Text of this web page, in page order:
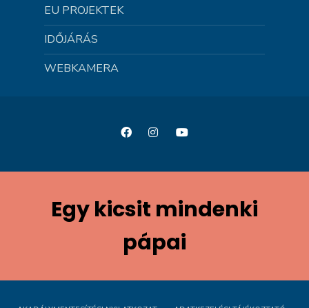
EU PROJEKTEK
IDŐJÁRÁS
WEBKAMERA
Egy kicsit mindenki
pápai